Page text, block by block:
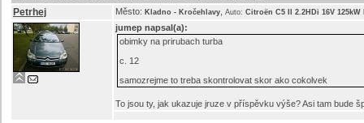
Petrhej Město: Kladno - Kročehlavy Auto: Citroën C5 II 2.2HDi 16V
jumep napsal(a):
obimky na prirubach turba
c. 12
samozrejme to treba skontrolovat skor ako cokolvek
To jsou ty, jak ukazuje jruze v příspěvku výše? Asi tam bude